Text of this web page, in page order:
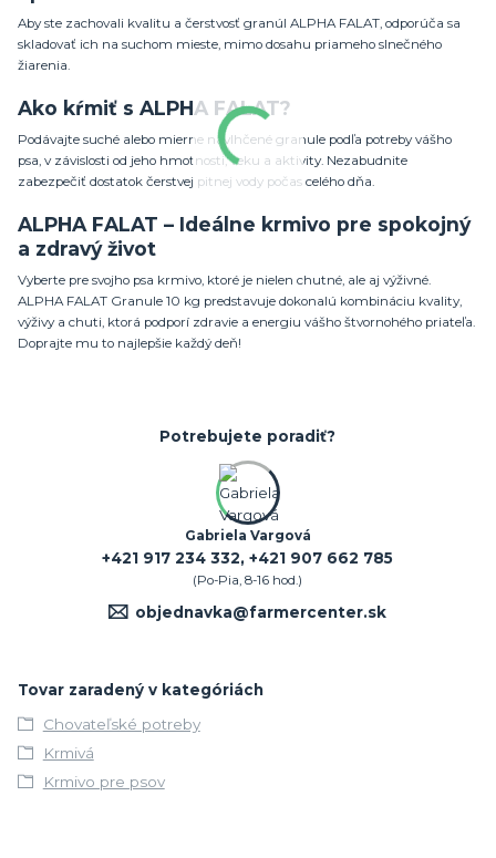
Aby ste zachovali kvalitu a čerstvosť granúl ALPHA FALAT, odporúča sa
skladovať ich na suchom mieste, mimo dosahu priameho slnečného
žiarenia.
Ako kŕmiť s ALPHA FALAT?
Podávajte suché alebo mierne navlhčené granule podľa potreby vášho
psa, v závislosti od jeho hmotnosti, veku a aktivity. Nezabudnite
zabezpečiť dostatok čerstvej pitnej vody počas celého dňa.
ALPHA FALAT – Ideálne krmivo pre spokojný
a zdravý život
Vyberte pre svojho psa krmivo, ktoré je nielen chutné, ale aj výživné.
ALPHA FALAT Granule 10 kg predstavuje dokonalú kombináciu kvality,
výživy a chuti, ktorá podporí zdravie a energiu vášho štvornohého priateľa.
Doprajte mu to najlepšie každý deň!
Potrebujete poradiť?
Gabriela Vargová
+421 917 234 332, +421 907 662 785
(Po-Pia, 8-16 hod.)
objednavka@farmercenter.sk
Tovar zaradený v kategóriách
Chovateľské potreby
Krmivá
Krmivo pre psov